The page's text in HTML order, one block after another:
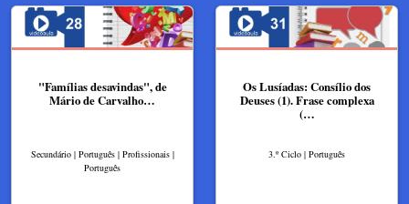
"Famílias desavindas", de
Mário de Carvalho…
Secundário | Português | Profissionais |
Português
Os Lusíadas: Consílio dos
Deuses (1). Frase complexa
(…
3.º Ciclo | Português